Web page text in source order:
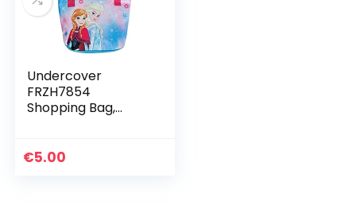
Undercover
FRZH7854
Shopping Bag,
€5.00